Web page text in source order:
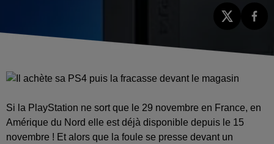
Si la PlayStation ne sort que le 29 novembre en France, en
Amérique du Nord elle est déjà disponible depuis le 15
novembre ! Et alors que la foule se presse devant un